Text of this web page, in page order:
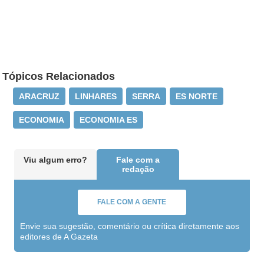
Tópicos Relacionados
ARACRUZ LINHARES SERRA ES NORTE
ECONOMIA ECONOMIA ES
Viu algum erro?
Fale com a
redação
FALE COM A GENTE
Envie sua sugestão, comentário ou crítica diretamente aos
editores de A Gazeta